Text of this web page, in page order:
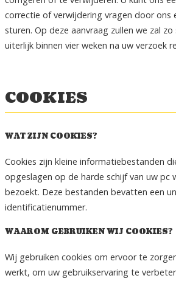
correctie of verwijdering vragen door ons
sturen. Op deze aanvraag zullen we zal
uiterlijk binnen vier weken na uw verzoek
COOKIES
WAT ZIJN COOKIES?
Cookies zijn kleine informatiebestanden
opgeslagen op de harde schijf van uw pc
bezoekt. Deze bestanden bevatten een
identificatienummer.
WAAROM GEBRUIKEN WIJ COOKIES?
Wij gebruiken cookies om ervoor te
werkt, om uw gebruikservaring te